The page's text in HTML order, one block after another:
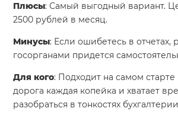
Система продаж для
Повышение конверсии сайтов
Проекты
Плюсы: Самый выгодный вариант.
2500 рублей в месяц.
Минусы: Если ошибетесь в отчетах,
госорганами придется
Для кого: Подходит на самом старте
дорога каждая копейка и хватает
разобраться в тонкостях